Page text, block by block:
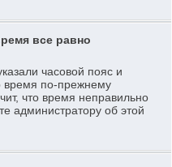
все равно
часовой пояс и
время по-прежнему
что время неправильно
администратору об этой